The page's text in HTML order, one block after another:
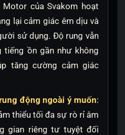
Motor của Svakom hoạt
lại cảm giác êm dịu và
sử dụng. Độ rung vẫn
tiếng ồn gần như không
tăng cường cảm giác
động ngoài ý muốn:
thiểu tối đa sự rò rỉ âm
gian riêng tư tuyệt đối